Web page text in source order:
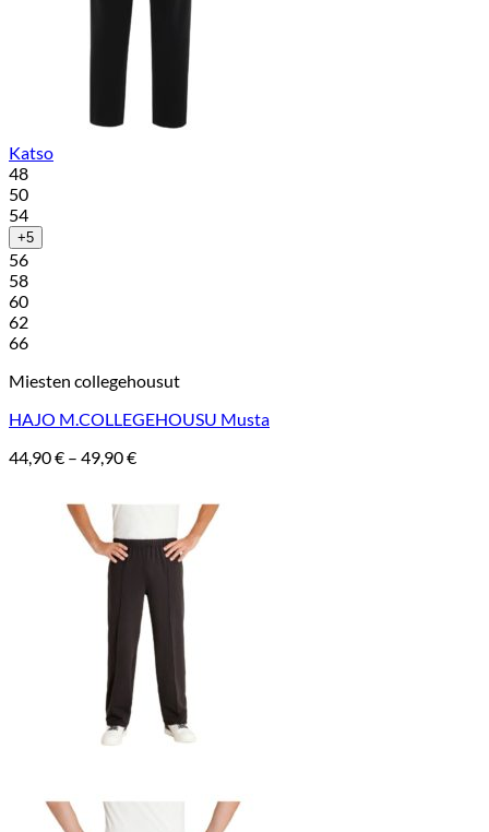
Katso
48
50
54
+5
56
58
60
62
66
Miesten collegehousut
HAJO M.COLLEGEHOUSU Musta
44,90€ – 49,90€Hintaluokka: